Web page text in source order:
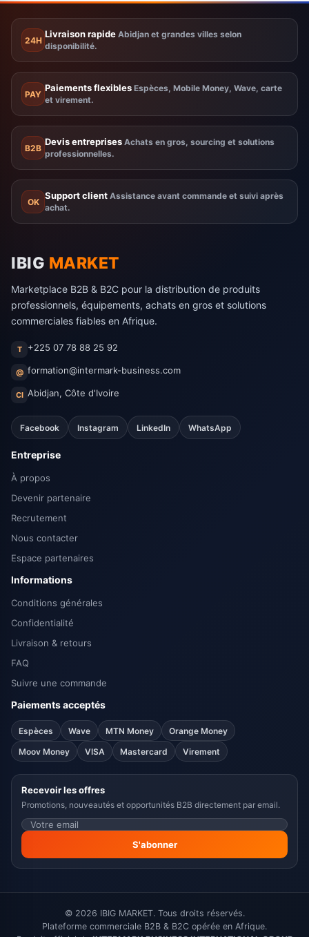
24H
Livraison rapide Abidjan et grandes villes selon
disponibilité.
PAY
Paiements flexibles Espèces, Mobile Money, Wave, carte
et virement.
B2B
Devis entreprises Achats en gros, sourcing et solutions
professionnelles.
OK
Support client Assistance avant commande et suivi après
achat.
IBIG MARKET
Marketplace B2B & B2C pour la distribution de produits
professionnels, équipements, achats en gros et solutions
commerciales fiables en Afrique.
T +225 07 78 88 25 92
@ formation@intermark-business.com
CI Abidjan, Côte d'Ivoire
Facebook Instagram LinkedIn WhatsApp
Entreprise
À propos
Devenir partenaire
Recrutement
Nous contacter
Espace partenaires
Informations
Conditions générales
Confidentialité
Livraison & retours
FAQ
Suivre une commande
Paiements acceptés
Espèces Wave MTN Money
Orange Money
Moov Money
VISA Mastercard Virement
Recevoir les offres
Promotions, nouveautés et opportunités B2B directement par email.
S'abonner
© 2026 IBIG MARKET. Tous droits réservés.
Plateforme commerciale B2B & B2C opérée en Afrique.